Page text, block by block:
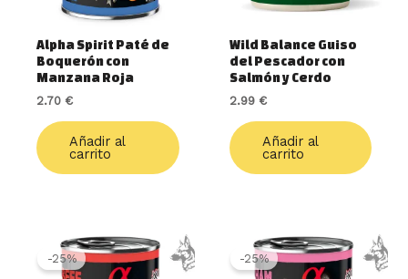
Alpha Spirit Paté de
Boquerón con
Manzana Roja
2.70 €
Añadir al
carrito
Wild Balance Guiso
del Pescador con
Salmón y Cerdo
2.99 €
Añadir al
carrito
-25%
El
precio
original
El
precio
actual
-25%
El
precio
original
El
precio
actual